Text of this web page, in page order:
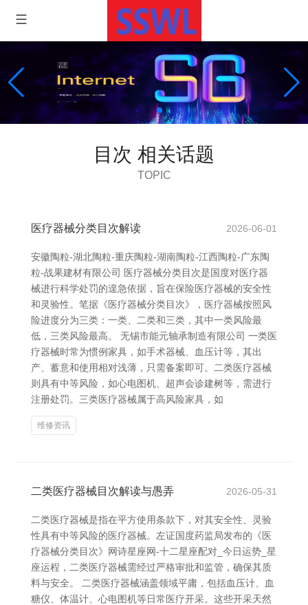
目次 相关话题
TOPIC
医疗器械分类目次解读 2026-06-01
安徽陶粒-湖北陶粒-重庆陶粒-湖南陶粒-江西陶粒-广东陶
粒-战果建材有限公司 医疗器械分类目次是国度对医疗器
械进行科学处罚的遑急依据，旨在保险医疗器械的安全性
和灵验性。笔据《医疗器械分类目次》，医疗器械按照风
险进度分为三类：一类、二类和三类，其中一类风险最
低，三类风险最高。 无锡市能元轴承制造有限公司 一类医
疗器械时常为惯例家具，如手术器械、血压计等，其出
产、蓄意和使用相对浅薄，只需备案即可。二类医疗器械
则具有中等风险，如心电图机、超声会诊建树等，需进行
注册处罚。三类医疗器械属于高风险家具，如
维修资讯
二类医疗器械目次解读与愚弄 2026-05-31
二类医疗器械是指在平方使用条款下，对其安全性、灵验
性具有中等风险的医疗器械。左证国度药监局发布的《医
疗器械分类目次》网诗星座网-十二星座配对_今日运势_星
座运程，二类医疗器械需经过严格审批和监管，确保其质
料与安全。 二类医疗器械涵盖领域平庸，包括血压计、血
糖仪、体温计、心电图机等日常医疗开采。这些开采天然